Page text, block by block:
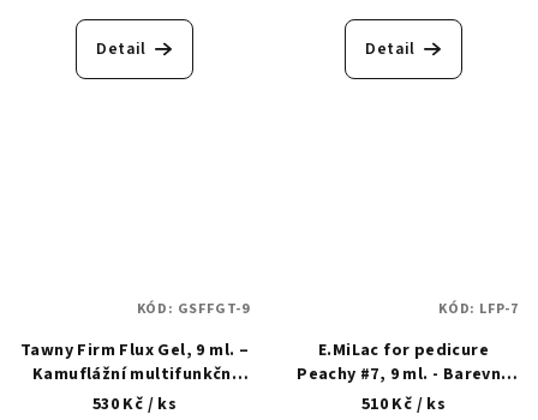
Detail Detail
Tawny Firm Flux Gel, 9 ml. –
Kamuflážní multifunkční
tekutý akrylgel
530 Kč / ks
KÓD: GSFFGT-9
E.MiLac for pedicure
Peachy #7, 9 ml. - Barevný
gellak na pedikúru 3 v 1
510 Kč / ks
KÓD: LFP-7